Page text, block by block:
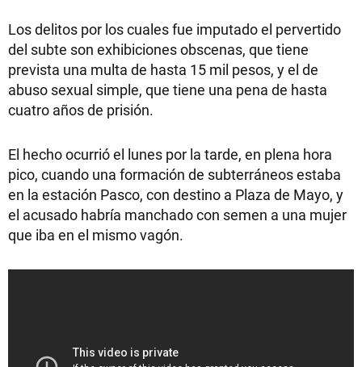
Los delitos por los cuales fue imputado el pervertido
del subte son exhibiciones obscenas, que tiene
prevista una multa de hasta 15 mil pesos, y el de
abuso sexual simple, que tiene una pena de hasta
cuatro años de prisión.
El hecho ocurrió el lunes por la tarde, en plena hora
pico, cuando una formación de subterráneos estaba
en la estación Pasco, con destino a Plaza de Mayo, y
el acusado habría manchado con semen a una mujer
que iba en el mismo vagón.